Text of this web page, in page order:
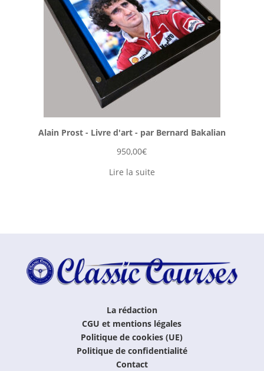
Alain Prost - Livre d'art - par Bernard Bakalian
950,00€
Lire la suite
La rédaction
CGU et mentions légales
Politique de cookies (UE)
Politique de confidentialité
Contact